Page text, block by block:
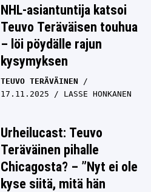
NHL-asiantuntija katsoi
Teuvo Teräväisen touhua
– löi pöydälle rajun
kysymyksen
TEUVO TERÄVÄINEN
17.11.2025
LASSE HONKANEN
Urheilucast: Teuvo
Teräväinen pihalle
Chicagosta? – ”Nyt ei ole
kyse siitä, mitä hän